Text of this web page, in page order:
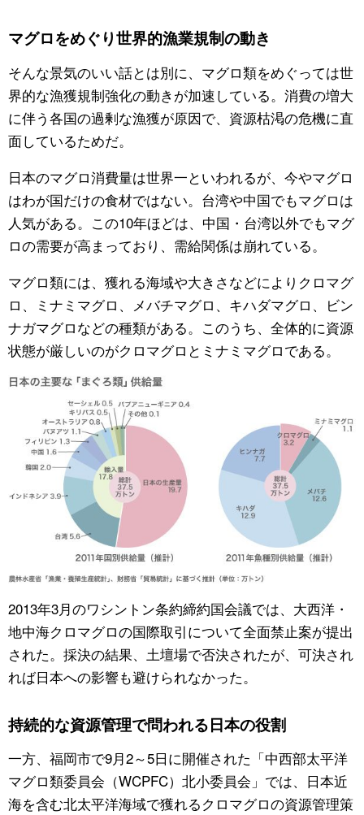
お知らせ
公式SNS
マグロをめぐり世界的漁業規制の動き
そんな景気のいい話とは別に、マグロ類をめぐっては世
界的な漁獲規制強化の動きが加速している。消費の増大
に伴う各国の過剰な漁獲が原因で、資源枯渇の危機に直
面しているためだ。
日本のマグロ消費量は世界一といわれるが、今やマグロ
はわが国だけの食材ではない。台湾や中国でもマグロは
人気がある。この10年ほどは、中国・台湾以外でもマグ
ロの需要が高まっており、需給関係は崩れている。
マグロ類には、獲れる海域や大きさなどによりクロマグ
ロ、ミナミマグロ、メバチマグロ、キハダマグロ、ビン
ナガマグロなどの種類がある。このうち、全体的に資源
状態が厳しいのがクロマグロとミナミマグロである。
2013年3月のワシントン条約締約国会議では、大西洋・
地中海クロマグロの国際取引について全面禁止案が提出
された。採決の結果、土壇場で否決されたが、可決され
れば日本への影響も避けられなかった。
持続的な資源管理で問われる日本の役割
一方、福岡市で9月2～5日に開催された「中西部太平洋
マグロ類委員会（WCPFC）北小委員会」では、日本近
海を含む北太平洋海域で獲れるクロマグロの資源管理策